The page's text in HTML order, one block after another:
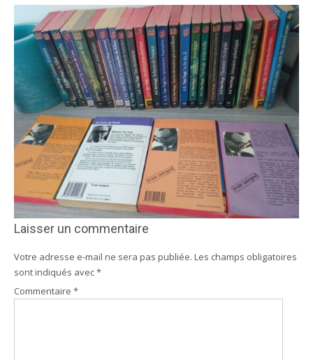
Laisser un commentaire
Votre adresse e-mail ne sera pas publiée. Les champs obligatoires
sont indiqués avec*
Commentaire *